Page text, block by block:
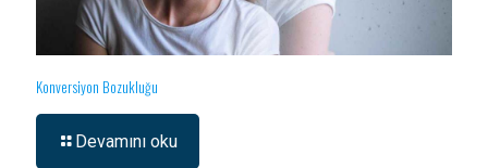
Konversiyon Bozukluğu
Devamını oku